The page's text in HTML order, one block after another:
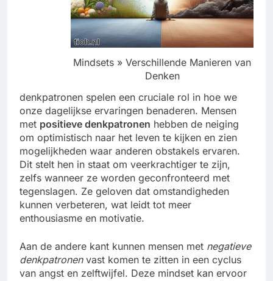
Mindsets » Verschillende Manieren van
Denken
denkpatronen spelen een cruciale rol in hoe we
onze dagelijkse ervaringen benaderen. Mensen
met positieve denkpatronen hebben de neiging
om optimistisch naar het leven te kijken en zien
mogelijkheden waar anderen obstakels ervaren.
Dit stelt hen in staat om veerkrachtiger te zijn,
zelfs wanneer ze worden geconfronteerd met
tegenslagen. Ze geloven dat omstandigheden
kunnen verbeteren, wat leidt tot meer
enthousiasme en motivatie.
Aan de andere kant kunnen mensen met negatieve
denkpatronenvast komen te zitten in een cyclus
van angst en zelftwijfel. Deze mindset kan ervoor